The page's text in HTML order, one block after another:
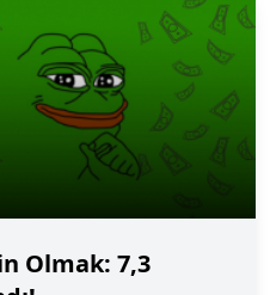
Olmak: 7,3